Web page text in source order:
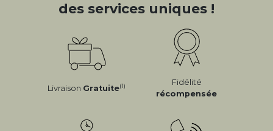
des services uniques !
Livraison Gratuite(1)
Fidélité
récompensée